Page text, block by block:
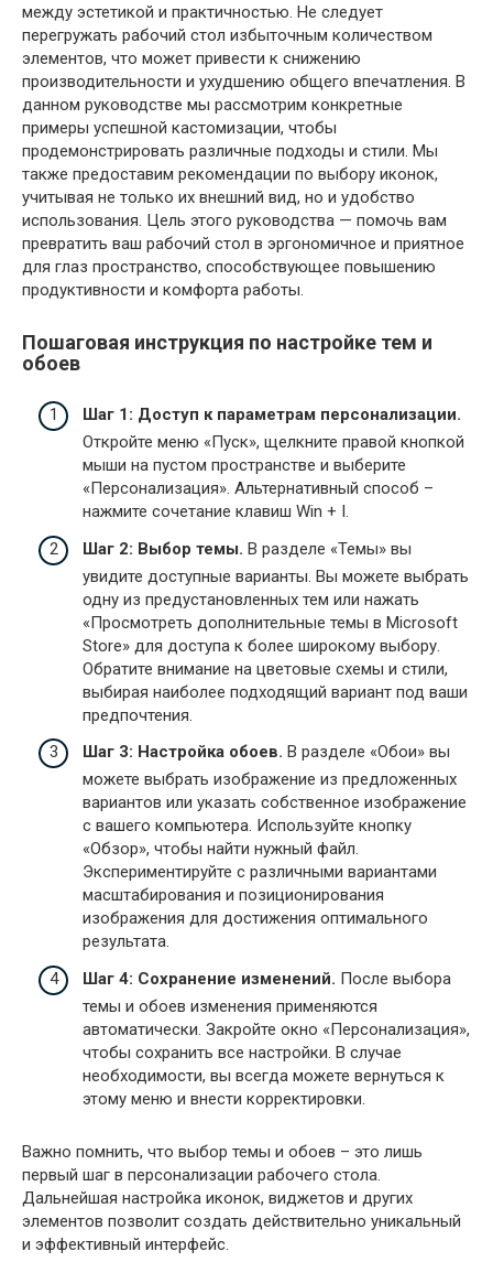
между эстетикой и практичностью. Не следует
перегружать рабочий стол избыточным количеством
элементов, что может привести к снижению
производительности и ухудшению общeго впечатления. В
данном руководстве мы рассмотрим конкретные
примеры успешной кастомизации, чтобы
продемонстрировать различные подходы и стили. Мы
также предоставим рекомендации по выбору иконок,
учитывая не только их внешний вид, но и удобство
использования. Цель этого руководства — помочь вам
превратить ваш рабочий стол в эргономичное и приятное
для глаз пространство, способствующее повышению
продуктивности и комфорта работы.
Пошаговая инструкция по настройке тем и
обоев
Шаг 1: Доступ к параметрам персонализации.
Откройте меню «Пуск», щелкните правой кнопкой
мыши на пустом пространстве и выберите
«Персонализация». Альтернативный способ –
нажмите сочетание клавиш Win + I.
Шаг 2: Выбор темы. В разделе «Темы» вы
увидите доступные варианты. Вы можете выбрать
одну из предустановленных тем или нажать
«Просмотреть дополнительные темы в Microsoft
Store» для доступа к более широкому выбору.
Обратите внимание на цветовые схемы и стили,
выбирая наиболее подходящий вариант под ваши
предпочтения.
Шаг 3: Настройка обоев. В разделе «Обои» вы
можете выбрать изображение из предложенных
вариантов или указать собственное изображение
с вашего компьютера. Используйте кнопку
«Обзор», чтобы найти нужный файл.
Экспериментируйте с различными вариантами
масштабирования и позиционирования
изображения для достижения оптимального
результата.
Шаг 4: Сохранение изменений. После выбора
темы и обоев изменения применяются
автоматически. Закройте окно «Персонализация»,
чтобы сохранить все настройки. В случае
необходимости, вы всегда можете вернуться к
этому меню и внести корректировки.
Важно помнить, что выбор темы и обоев – это лишь
первый шаг в персонализации рабочего стола.
Дальнейшая настройка иконок, виджетов и других
элементов позволит создать действительно уникальный
и эффективный интерфейс.